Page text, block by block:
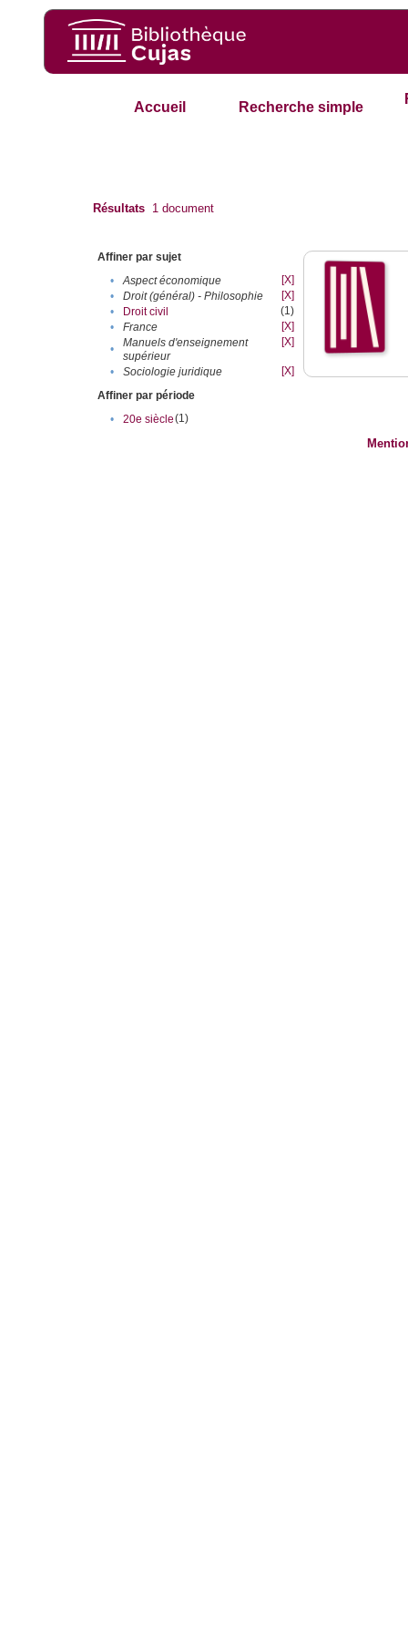
Accueil Recherche simple
Résultats 1 document
Affiner par sujet
•
Aspect économique
[X]
•
Droit (général) - Philosophie
[X]
•
Droit civil
(1)
•
France
[X]
•
Manuels d'enseignement
supérieur
[X]
• Sociologie juridique
[X]
Affiner par période
•
20e siècle(1)